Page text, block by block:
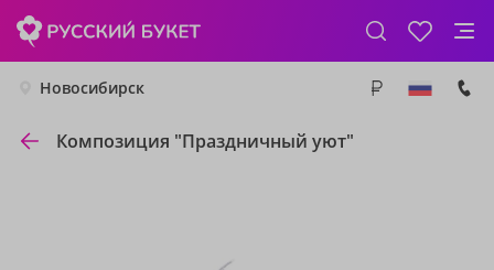
Новосибирск
Композиция "Праздничный уют"